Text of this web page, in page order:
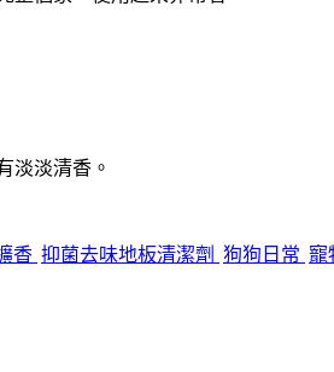
淡淡清香。
香 抑菌去味地板清潔劑 狗狗日常 寵